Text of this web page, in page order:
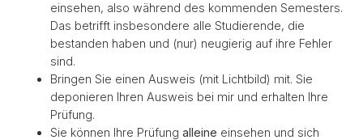
einsehen, also während des kommenden Semesters.
Das betrifft insbesondere alle Studierende, die
bestanden haben und (nur) neugierig auf ihre Fehler
sind.
Bringen Sie einen Ausweis (mit Lichtbild) mit. Sie
deponieren Ihren Ausweis bei mir und erhalten Ihre
Prüfung.
Sie können Ihre Prüfung alleine einsehen und sich